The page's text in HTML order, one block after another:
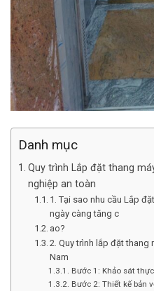
Danh mục
Quy trình Lắp đặt thang
nghiệp an toàn
1. Tại sao nhu cầu Lắp
ngày càng tăng c
ao?
2. Quy trình lắp đặt thang
Nam
Bước 1: Khảo sát
Bước 2: Thiết kế bản